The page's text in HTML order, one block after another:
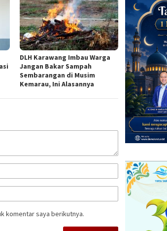
DLH Karawang Imbau Warga
Jangan Bakar Sampah
Sembarangan di Musim
Kemarau, Ini Alasannya
komentar saya berikutnya.